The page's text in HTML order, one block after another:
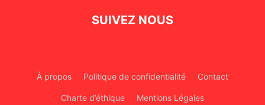
SUIVEZ NOUS
À propos Politique de confidentialité Contact
Charte d’éthique Mentions Légales